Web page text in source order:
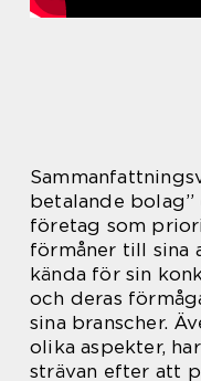
betalande
företag som
förmåner till sina
kända för sin
och deras
sina branscher.
olika aspekter,
strävan efter att